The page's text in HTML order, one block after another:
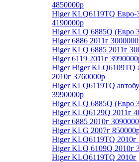
4850000р
Higer KLQ6119TQ Евро-
4190000р
Higer KLQ 6885Q (Евро
Higer 6886 2011г
Higer KLQ 6885 2011г
Higer 6119 2011г
Higer Higer KLQ6109TQ
2010г 3760000р
Higer KLQ6119TQ
3990000р
Higer KLQ 6885Q (Евро
Higer KLQ6129Q 2011г
Higer 6885 2010г
Higer KLG 2007г
Higer KLQ6119TQ 2010г
Higer KLQ 6109Q 2010г
Higer KLQ6119TQ 2010г